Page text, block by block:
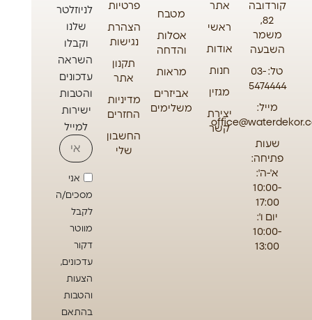
קורדובה
82,
משמר
השבעה
טל: 03-
5474444
מייל:
שעות
פתיחה:
א'-ה':
10:00-
17:00
יום ו':
10:00-
13:00
אתר
ראשי
אודות
חנות
מגזין
יצירת
קשר
מטבח
אסלות
והדחה
מראות
אביזרים
משלימים
פרטיות
הצהרת
נגישות
תקנון
אתר
מדיניות
החזרים
החשבון
שלי
לניוזלטר
שלנו
וקבלו
השראה
עדכונים
והטבות
ישירות
למייל
אני
מסכים/ה
לקבל
מווטר
דקור
עדכונים,
הצעות
והטבות
בהתאם